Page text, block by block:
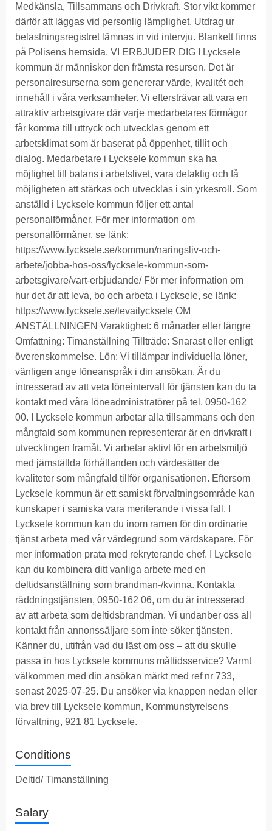
Medkänsla, Tillsammans och Drivkraft. Stor vikt kommer
därför att läggas vid personlig lämplighet. Utdrag ur
belastningsregistret lämnas in vid intervju. Blankett finns
på Polisens hemsida. VI ERBJUDER DIG I Lycksele
kommun är människor den främsta resursen. Det är
personalresurserna som genererar värde, kvalitét och
innehåll i våra verksamheter. Vi eftersträvar att vara en
attraktiv arbetsgivare där varje medarbetares förmågor
får komma till uttryck och utvecklas genom ett
arbetsklimat som är baserat på öppenhet, tillit och
dialog. Medarbetare i Lycksele kommun ska ha
möjlighet till balans i arbetslivet, vara delaktig och få
möjligheten att stärkas och utvecklas i sin yrkesroll. Som
anställd i Lycksele kommun följer ett antal
personalförmåner. För mer information om
personalförmåner, se länk:
https://www.lycksele.se/kommun/naringsliv-och-
arbete/jobba-hos-oss/lycksele-kommun-som-
arbetsgivare/vart-erbjudande/För mer information om
hur det är att leva, bo och arbeta i Lycksele, se länk:
https://www.lycksele.se/levailycksele OM
ANSTÄLLNINGEN Varaktighet: 6 månader eller längre
Omfattning: Timanställning Tillträde: Snarast eller enligt
överenskommelse. Lön: Vi tillämpar individuella löner,
vänligen ange löneanspråk i din ansökan. Är du
intresserad av att veta löneintervall för tjänsten kan du ta
kontakt med våra löneadministratörer på tel. 0950-162
00. I Lycksele kommun arbetar alla tillsammans och den
mångfald som kommunen representerar är en drivkraft i
utvecklingen framåt. Vi arbetar aktivt för en arbetsmiljö
med jämställda förhållanden och värdesätter de
kvaliteter som mångfald tillför organisationen. Eftersom
Lycksele kommun är ett samiskt förvaltningsområde kan
kunskaper i samiska vara meriterande i vissa fall. I
Lycksele kommun kan du inom ramen för din ordinarie
tjänst arbeta med vår värdegrund som värdskapare. För
mer information prata med rekryterande chef. I Lycksele
kan du kombinera ditt vanliga arbete med en
deltidsanställning som brandman-/kvinna. Kontakta
räddningstjänsten, 0950-162 06, om du är intresserad
av att arbeta som deltidsbrandman. Vi undanber oss all
kontakt från annonssäljare som inte söker tjänsten.
Känner du, utifrån vad du läst om oss – att du skulle
passa in hos Lycksele kommuns måltidsservice? Varmt
välkommen med din ansökan märkt med ref nr 733,
senast 2025-07-25. Du ansöker via knappen nedan eller
via brev till Lycksele kommun, Kommunstyrelsens
förvaltning, 921 81 Lycksele.
Conditions
Deltid/ Timanställning
Salary